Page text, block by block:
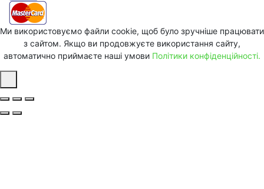
Ми використовуємо файли cookie, щоб було зручніше працювати
з сайтом. Якщо ви продовжуєте використання сайту,
автоматично приймаєте наші умови Політики конфіденційності.